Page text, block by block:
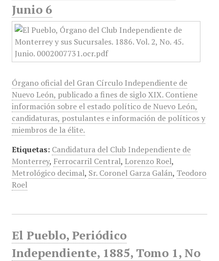
Junio 6
Órgano oficial del Gran Círculo Independiente de
Nuevo León, publicado a fines de siglo XIX. Contiene
información sobre el estado político de Nuevo León,
candidaturas, postulantes e información de políticos y
miembros de la élite.
Etiquetas: Candidatura del Club Independiente de
Monterrey, Ferrocarril Central, Lorenzo Roel,
Metrológico decimal, Sr. Coronel Garza Galán, Teodoro
Roel
El Pueblo, Periódico
Independiente, 1885, Tomo 1, No